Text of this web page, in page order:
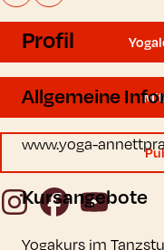
InstagramFacebookYouTube
Profil
Allgemeine
www.yoga-
Kursangebote
Yogakurs im